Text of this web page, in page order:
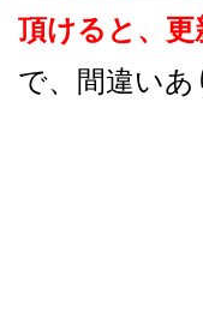
頂けると、
で、間違いあ